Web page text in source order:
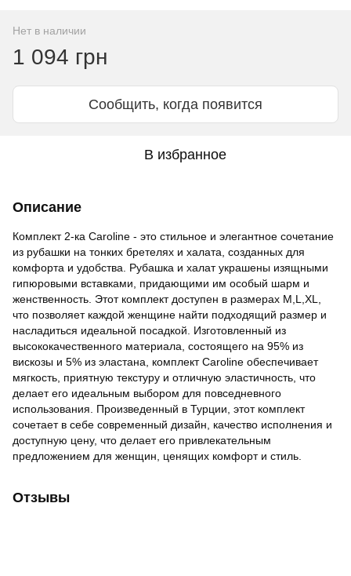
Нет в наличии
1 094 грн
Сообщить, когда появится
В избранное
Описание
Комплект 2-ка Caroline - это стильное и элегантное сочетание
из рубашки на тонких бретелях и халата, созданных для
комфорта и удобства. Рубашка и халат украшены изящными
гипюровыми вставками, придающими им особый шарм и
женственность. Этот комплект доступен в размерах M,L,XL,
что позволяет каждой женщине найти подходящий размер и
насладиться идеальной посадкой. Изготовленный из
высококачественного материала, состоящего на 95% из
вискозы и 5% из эластана, комплект Caroline обеспечивает
мягкость, приятную текстуру и отличную эластичность, что
делает его идеальным выбором для повседневного
использования. Произведенный в Турции, этот комплект
сочетает в себе современный дизайн, качество исполнения и
доступную цену, что делает его привлекательным
предложением для женщин, ценящих комфорт и стиль.
Отзывы